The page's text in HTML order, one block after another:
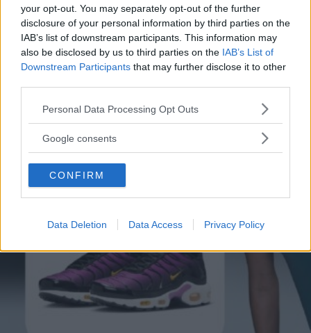
your opt-out. You may separately opt-out of the further
disclosure of your personal information by third parties on the
IAB’s list of downstream participants. This information may
also be disclosed by us to third parties on the IAB’s List of
Downstream Participants that may further disclose it to other
Please note that this website/app uses one or more Google
not limited to your visit or usage behaviour. You may click to
use your data for below specified purposes in below Google
consent section.
Personal Data Processing Opt Outs
Google consents
CONFIRM
Data Deletion Data Access Privacy Policy